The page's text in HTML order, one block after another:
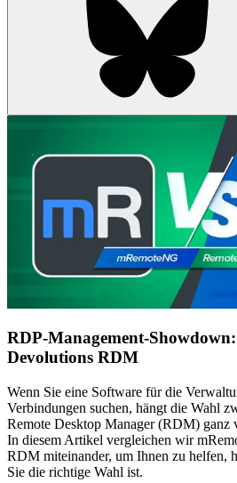
RDP-Management-
Devolutions RDM
Wenn Sie eine Software für die
Verbindungen suchen, hängt die Wahl
Remote Desktop Manager (RDM) ganz
In diesem Artikel vergleichen wir
RDM miteinander, um Ihnen zu helfen,
Sie die richtige Wahl ist.